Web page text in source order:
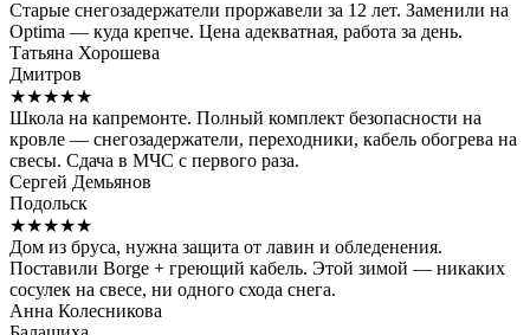
Старые снегозадержатели проржавели за 12 лет. Заменили на
Optima — куда крепче. Цена адекватная, работа за день.
Татьяна Хорошева
Дмитров
★★★★★
Школа на капремонте. Полный комплект безопасности на
кровле — снегозадержатели, переходники, кабель обогрева на
свесы. Сдача в МЧС с первого раза.
Сергей Демьянов
Подольск
★★★★★
Дом из бруса, нужна защита от лавин и обледенения.
Поставили Borge + греющий кабель. Этой зимой — никаких
сосулек на свесе, ни одного схода снега.
Анна Колесникова